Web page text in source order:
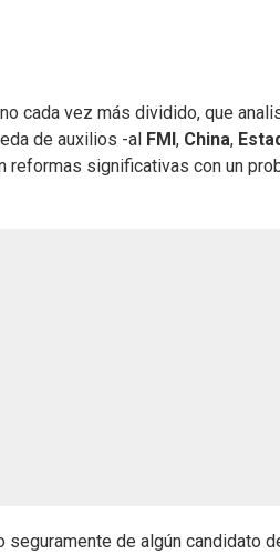
cada vez más dividido, que
de auxilios -al FMI , China,
reformas significativas con un
seguramente de algún candidato